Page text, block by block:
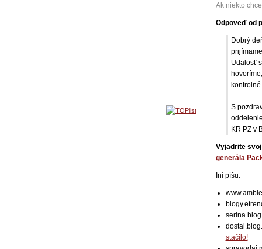
Ak niekto
Odpoveď od
Dobrý
Udalosť
S
KR PZ v
Vyjadrite
generála
Iní píšu:
stačilo!